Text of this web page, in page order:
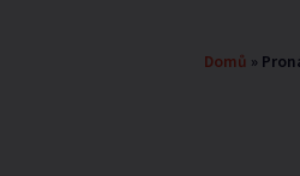
Domů »